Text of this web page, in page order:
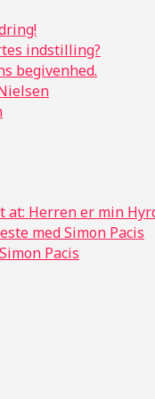
indstilling?
begivenhed.
at: Herren er min
med Simon Pacis
Pacis